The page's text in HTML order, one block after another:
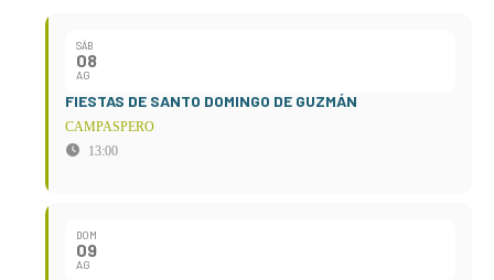
SÁB
08
AG
FIESTAS DE SANTO DOMINGO DE GUZMÁN
CAMPASPERO
13:00
DOM
09
AG